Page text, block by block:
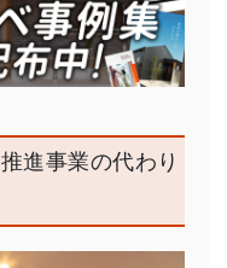
進事業の代わり